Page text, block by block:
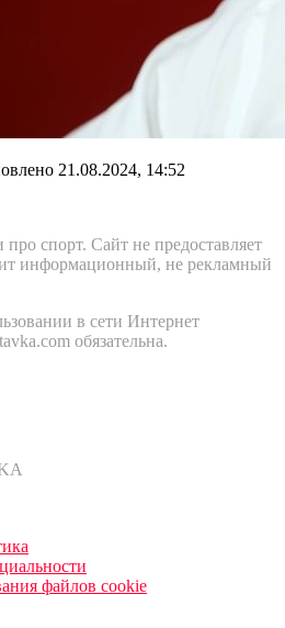
21.08.2024, 14:52
про спорт. Сайт не предоставляет
информационный, не рекламный
в сети Интернет
обязательна.
файлов cookie